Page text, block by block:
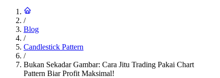
/
Blog
/
Candlestick Pattern
/
Bukan Sekadar Gambar: Cara Jitu Trading Pakai Chart
Pattern Biar Profit Maksimal!